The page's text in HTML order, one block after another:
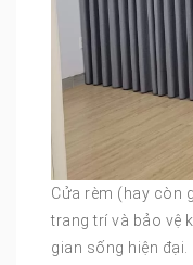
Cửa rèm (hay còn
trang trí và bảo vệ
gian sống hiện